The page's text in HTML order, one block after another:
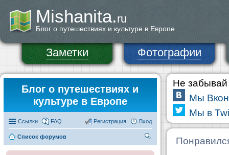
Mishanita.ru
Блог о путешествиях и культуре в Европе
Заметки Фотографии
Блог о путешествиях и
культуре в Европе
Ссылки FAQ Вход
Регистрация
Список форумов
Не забывай
Мы
Мы в